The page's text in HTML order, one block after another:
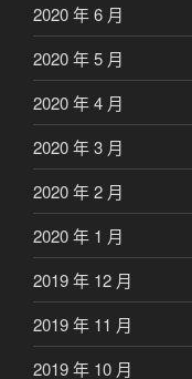
2020 年 6 月
2020 年 5 月
2020 年 4 月
2020 年 3 月
2020 年 2 月
2020 年 1 月
2019 年 12 月
2019 年 11 月
2019 年 10 月